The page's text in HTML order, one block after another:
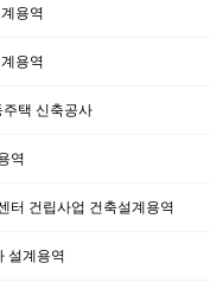
용역
용역
택 신축공사
역
터 건립사업 건축설계용역
설계용역